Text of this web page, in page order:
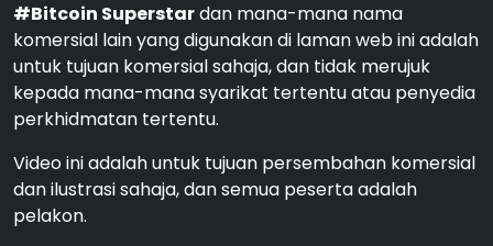
#Bitcoin Superstardan mana-mana nama
komersial lain yang digunakan di laman web ini adalah
untuk tujuan komersial sahaja, dan tidak merujuk
kepada mana-mana syarikat tertentu atau penyedia
perkhidmatan tertentu.
Video ini adalah untuk tujuan persembahan komersial
dan ilustrasi sahaja, dan semua peserta adalah
pelakon.